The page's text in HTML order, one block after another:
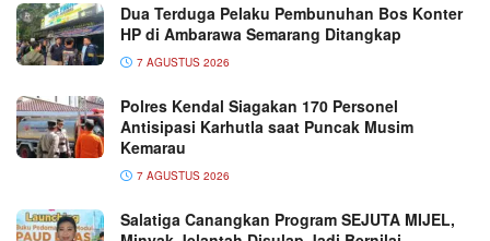
Dua Terduga Pelaku Pembunuhan Bos Konter
HP di Ambarawa Semarang Ditangkap
7 AGUSTUS 2026
Polres Kendal Siagakan 170 Personel
Antisipasi Karhutla saat Puncak Musim
Kemarau
7 AGUSTUS 2026
Salatiga Canangkan Program SEJUTA MIJEL,